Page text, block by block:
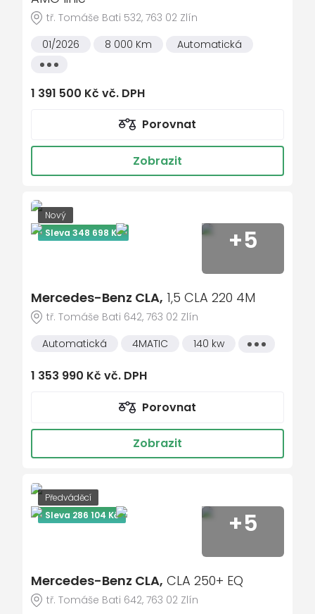
Asistent manévrování
Asistent pro podporu vyhýbacího
manévru
Speedlimit Assist
Automatická klimatizace THERMOTRONIC
Automatizovaná dvouspojková
8stupňová převodovka 8G-eDCT
Bezdotykové otevírání/zavírání víka
zavazadlového prostoru HANDS-FREE
ACCESS
Bezpečnostní vesta pro řidiče
brzdový asistent
Centrální displej
shodě pro nepřihlášené vozy - II. díl
Čidlo pro rozpoznání dětské sedačky na
sedadle spolujezdce vpředu
zadních sedadlech
Dálkové elektrické zavírání/otevírání víka
zavazadlového prostoru
Digitální doplněk Android Auto
tř. Tomáše Bati 532, 763 02 Zlín
01/2026
8 000 Km
Automatická
Všechny
1 391 500 Kč vč. DPH
Porovnat
Zobrazit
Nový
Sleva 348 698 Kč
+5
Mercedes-Benz CLA, 1,5 CLA 220 4M
tř. Tomáše Bati 642, 763 02 Zlín
Automatická
4MATIC 140 kw
Všechny
1 353 990 Kč vč. DPH
Porovnat
Zobrazit
Předváděcí
Sleva 286 104 Kč
+5
Mercedes-Benz CLA, CLA 250+ EQ
tř. Tomáše Bati 642, 763 02 Zlín